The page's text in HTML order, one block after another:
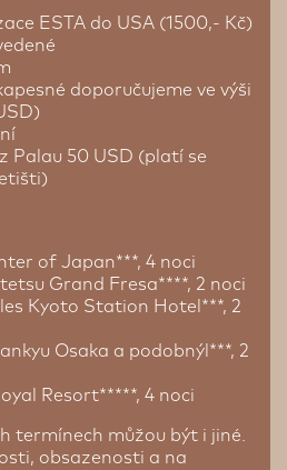
ESTA do USA (1500,- Kč)
doporučujeme ve výši
Palau 50 USD (platí se
of Japan***, 4 noci
Grand Fresa****, 2 noci
Kyoto Station Hotel***, 2
Osaka a podobnýl***, 2
Resort*****, 4 noci
termínech můžou být i jiné.
obsazenosti a na